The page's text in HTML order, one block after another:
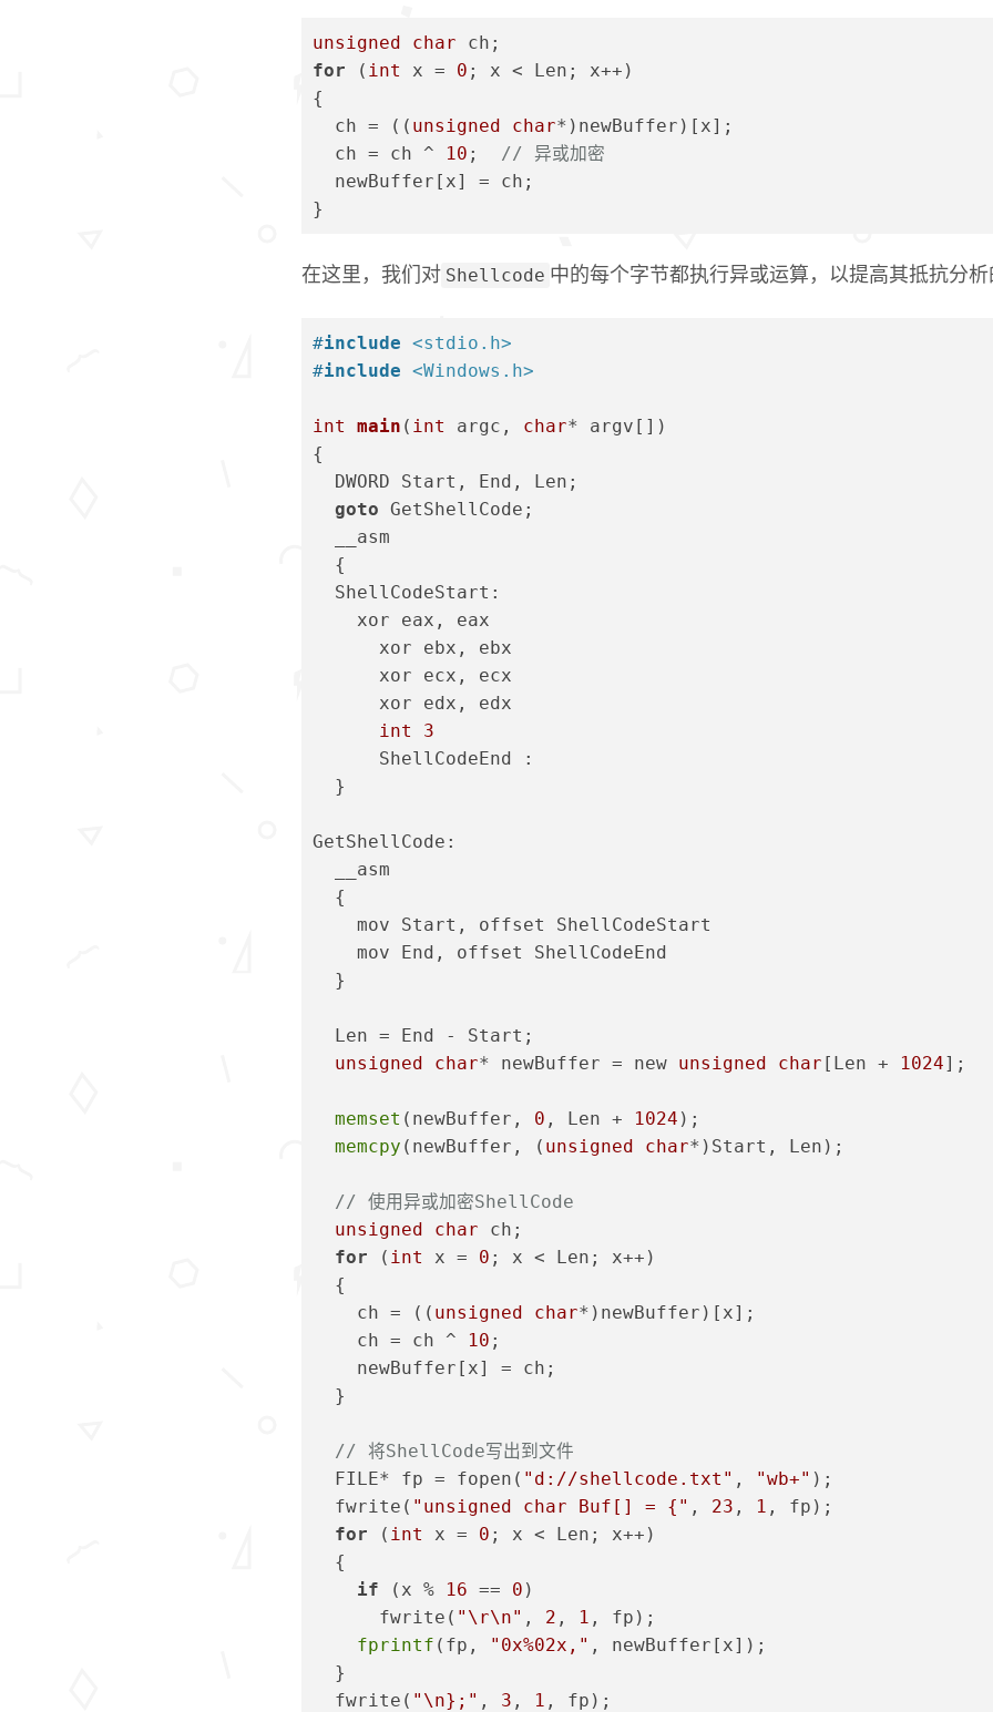
unsigned char ch;
for ( int x = 0 ; x < Len; x++)
{
  ch = ((
unsigned char*)newBuffer)[x];
  ch = ch ^
10 ; // 异或加密
  newBuffer[x] = ch;
}
在这里，我们对 Shellcode 中的每个字节都执行异或运算，以提高其抵抗分
#include <stdio.h>
#include <Windows.h>
int main ( int argc, char* argv[])
{
  DWORD Start, End, Len;
goto GetShellCode;
  __asm
  {
  ShellCodeStart:
    xor eax, eax
      xor ebx, ebx
      xor ecx, ecx
      xor edx, edx
int
3
      ShellCodeEnd :
  }
GetShellCode:
  __asm
  {
    mov Start, offset ShellCodeStart
    mov End, offset ShellCodeEnd
  }
  Len = End - Start;
unsigned
char* newBuffer = new unsigned char [Len + 1024];
memset (newBuffer, 0 , Len + 1024 );
memcpy (newBuffer, ( unsigned char*)Start, Len);
// 使用异或加密ShellCode
unsigned
char ch;
for ( int x = 0 ; x < Len; x++)
  {
    ch = ((
unsigned char*)newBuffer)[x];
    ch = ch ^
10 ;
    newBuffer[x] = ch;
  }
// 将ShellCode写出到文件
  FILE* fp = fopen(
"d://shellcode.txt" , "wb+" );
  fwrite(
"unsigned char Buf[] = {" , 23 , 1 , fp);
for ( int x = 0 ; x < Len; x++)
  {
if (x % 16 == 0 )
      fwrite(
"\r\n" , 2 , 1 , fp);
fprintf (fp, "0x%02x," , newBuffer[x]);
  }
  fwrite(
"\n};" , 3 , 1 , fp);